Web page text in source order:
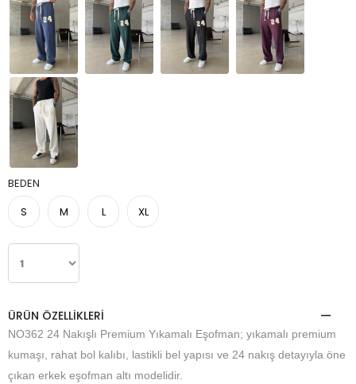
BEDEN
S
M L XL
ÜRÜN ÖZELLIKLERI
NO362 24 Nakışlı Premium Yıkamalı Eşofman; yıkamalı premium
kumaşı, rahat bol kalıbı, lastikli bel yapısı ve 24 nakış detayıyla öne
çıkan erkek eşofman altı modelidir.